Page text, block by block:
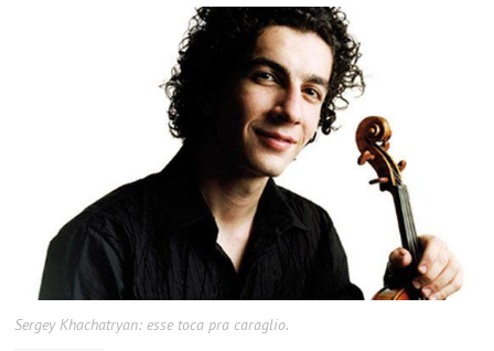
Sergey Khachatryan: esse toca pra caraglio.